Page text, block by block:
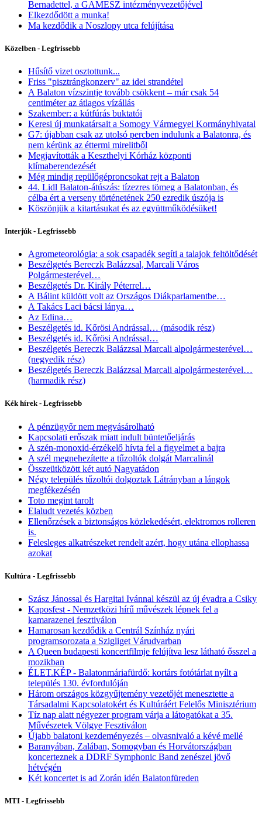
Bernadettel, a GAMESZ intézményvezetőjével
Elkezdődött a munka!
Ma kezdődik a Noszlopy utca felújítása
Közelben - Legfrissebb
Hűsítő vizet osztottunk...
Friss "pisztrángkonzerv" az idei strandétel
A Balaton vízszintje tovább csökkent – már csak 54
centiméter az átlagos vízállás
Szakember: a kútfúrás buktatói
Keresi új munkatársait a Somogy Vármegyei Kormányhivatal
G7: újabban csak az utolsó percben indulunk a Balatonra, és
nem kérünk az éttermi mirelitből
Megjavították a Keszthelyi Kórház központi
klímaberendezését
Még mindig repülőgéproncsokat rejt a Balaton
44. Lidl Balaton-átúszás: tízezres tömeg a Balatonban, és
célba ért a verseny történetének 250 ezredik úszója is
Köszönjük a kitartásukat és az együttműködésüket!
Interjúk - Legfrissebb
Agrometeorológia: a sok csapadék segíti a talajok feltöltődését
Beszélgetés Bereczk Balázzsal, Marcali Város
Polgármesterével…
Beszélgetés Dr. Király Péterrel…
A Bálint küldött volt az Országos Diákparlamentbe…
A Takács Laci bácsi lánya…
Az Edina…
Beszélgetés id. Kőrösi Andrással… (második rész)
Beszélgetés id. Kőrösi Andrással…
Beszélgetés Bereczk Balázzsal Marcali alpolgármesterével…
(negyedik rész)
Beszélgetés Bereczk Balázzsal Marcali alpolgármesterével…
(harmadik rész)
Kék hírek - Legfrissebb
A pénzügyőr nem megvásárolható
Kapcsolati erőszak miatt indult büntetőeljárás
A szén-monoxid-érzékelő hívta fel a figyelmet a bajra
A szél megnehezítette a tűzoltók dolgát Marcalinál
Összeütközött két autó Nagyatádon
Négy település tűzoltói dolgoztak Látrányban a lángok
megfékezésén
Toto megint tarolt
Elaludt vezetés közben
Ellenőrzések a biztonságos közlekedésért, elektromos rolleren
is.
Felesleges alkatrészeket rendelt azért, hogy utána ellophassa
azokat
Kultúra - Legfrissebb
Szász Jánossal és Hargitai Ivánnal készül az új évadra a Csiky
Kaposfest - Nemzetközi hírű művészek lépnek fel a
kamarazenei fesztiválon
Hamarosan kezdődik a Centrál Színház nyári
programsorozata a Szigliget Várudvarban
A Queen budapesti koncertfilmje felújítva lesz látható ősszel a
mozikban
ÉLET.KÉP - Balatonmáriafürdő: kortárs fotótárlat nyílt a
település 130. évfordulóján
Három országos közgyűjtemény vezetőjét menesztette a
Társadalmi Kapcsolatokért és Kultúráért Felelős Minisztérium
Tíz nap alatt négyezer program várja a látogatókat a 35.
Művészetek Völgye Fesztiválon
Újabb balatoni kezdeményezés – olvasnivaló a kévé mellé
Baranyában, Zalában, Somogyban és Horvátországban
koncerteznek a DDRF Symphonic Band zenészei jövő
hétvégén
Két koncertet is ad Zorán idén Balatonfüreden
MTI - Legfrissebb